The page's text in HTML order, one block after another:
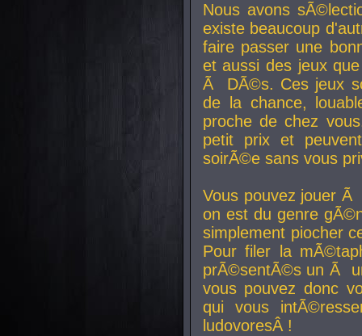
Nous avons
existe beaucoup
faire passer une
et aussi des jeux
Ã DÃ©s. Ces jeux
de la chance,
proche de chez
petit prix et
soirÃ©e sans vous
Vous pouvez jouer
on est du genre
simplement piocher
Pour filer la
prÃ©sentÃ©s un Ã
vous pouvez donc
qui vous
ludovoresÂ !